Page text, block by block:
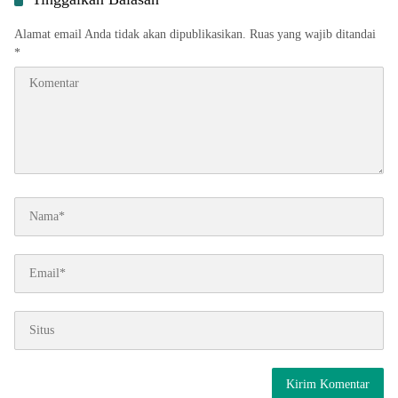
Alamat email Anda tidak akan dipublikasikan. Ruas yang wajib ditandai
*